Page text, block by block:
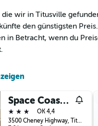
wir in Titusville
den günstigsten
in Betracht, wenn du
Space Coast Hotel Titusville-Kennedy Space Center
3 Sterne
OK 4,4
3500 Cheney Highway, Titusville, FL, USA